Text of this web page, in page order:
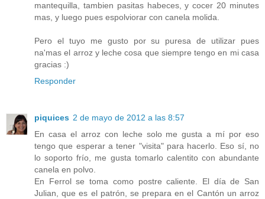
mantequilla, tambien pasitas habeces, y cocer 20 minutes
mas, y luego pues espolviorar con canela molida.
Pero el tuyo me gusto por su puresa de utilizar pues
na'mas el arroz y leche cosa que siempre tengo en mi casa
gracias :)
Responder
piquices 2 de mayo de 2012 a las 8:57
En casa el arroz con leche solo me gusta a mí por eso
tengo que esperar a tener "visita" para hacerlo. Eso sí, no
lo soporto frío, me gusta tomarlo calentito con abundante
canela en polvo.
En Ferrol se toma como postre caliente. El día de San
Julian, que es el patrón, se prepara en el Cantón un arroz